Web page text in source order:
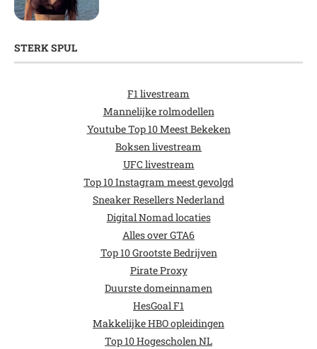
STERK SPUL
F1 livestream
Mannelijke rolmodellen
Youtube Top 10 Meest Bekeken
Boksen livestream
UFC livestream
Top 10 Instagram meest gevolgd
Sneaker Resellers Nederland
Digital Nomad locaties
Alles over GTA6
Top 10 Grootste Bedrijven
Pirate Proxy
Duurste domeinnamen
HesGoal F1
Makkelijke HBO opleidingen
Top 10 Hogescholen NL